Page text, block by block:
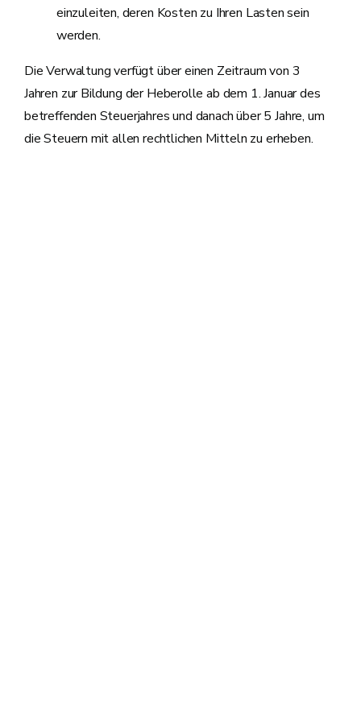
einzuleiten, deren Kosten zu Ihren Lasten sein
werden.
Die Verwaltung verfügt über einen Zeitraum von 3
Jahren zur Bildung der Heberolle ab dem 1. Januar des
betreffenden Steuerjahres und danach über 5 Jahre, um
die Steuern mit allen rechtlichen Mitteln zu erheben.